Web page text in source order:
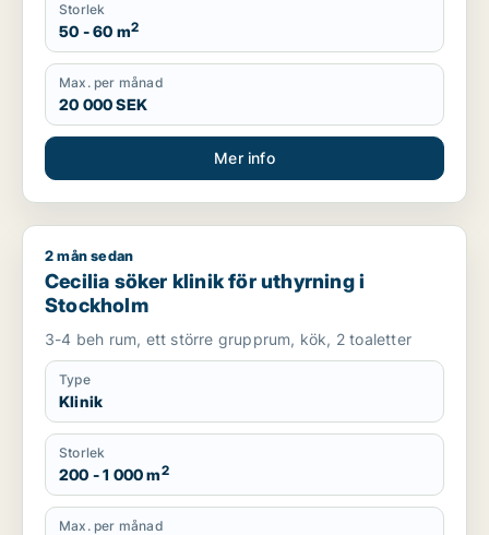
Storlek
50 - 60 m2
Max. per månad
20 000 SEK
Mer info
Cecilia söker klinik för uthyrning i Stockholm
2 mån sedan
Cecilia söker klinik för uthyrning i
Stockholm
3-4 beh rum, ett större grupprum, kök, 2 toaletter
Type
Klinik
Storlek
200 - 1 000 m2
Max. per månad